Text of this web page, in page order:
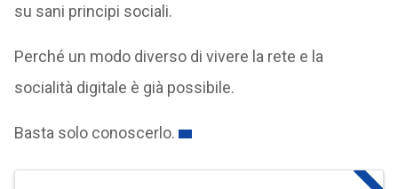
su sani principi sociali.
Perché un modo diverso di vivere la rete e la
socialità digitale è già possibile.
Basta solo conoscerlo.